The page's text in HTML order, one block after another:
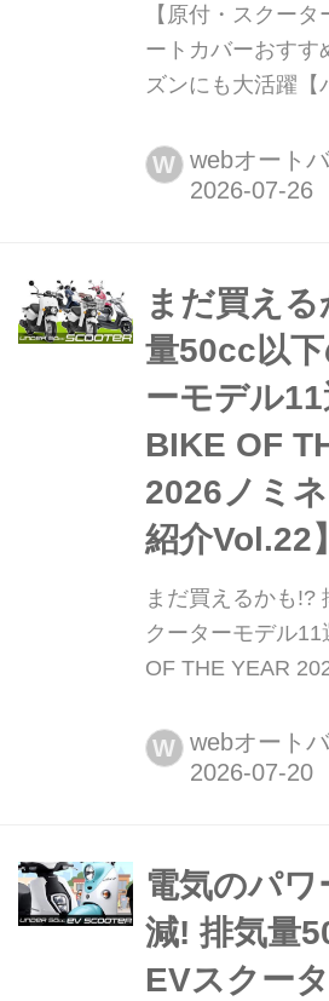
【原付・スクー
ートカバーおすす
ズンにも大活躍【
る...」「紫外線で
きた」そんな悩み
須アイテムです
勤・通学の足とし
クーター、カブ向
ーを厳...
W webオート
まだ買え
量50cc以
ーモデル
BIKE OF
2026ノミ
紹介Vol.22】
まだ買えるかも!?
クーターモデル
OF THE YEAR
&webオートバイ
気ナンバーワンモ
を開始しました。
ルで簡単に行なえ
と最新モニター車
加できます!...
W webオート
電気のパワ
減! 排気量
EVスクー